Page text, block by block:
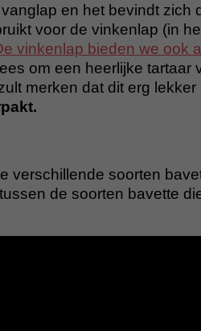
en het bevindt zich
voor de vinkenlap (in
vinkenlap bieden we ook
om een heerlijke tartaar
merken dat dit erg lekker
verschillende soorten
de soorten bavette